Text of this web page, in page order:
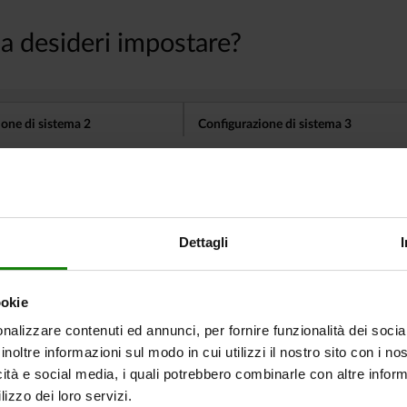
Dettagli
contenuti ed annunci, per fornire funzionalità dei
informazioni sul modo in cui utilizzi il nostro sito con i
e social media, i quali potrebbero combinarle con altre
dei loro servizi.